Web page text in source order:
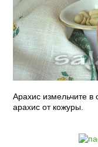
Арахис измельчите в
арахис от кожуры.